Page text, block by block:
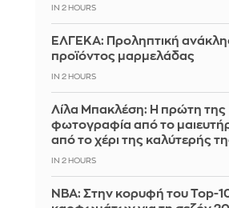
IN 2 HOURS
ΕΛΓΕΚΑ: Προληπτική
προϊόντος μαρμελάδας
IN 2 HOURS
Λίλα Μπακλέση: Η πρώτη της
φωτογραφία από το
από το χέρι της καλύτερής
IN 2 HOURS
ΝΒΑ: Στην κορυφή του Top-